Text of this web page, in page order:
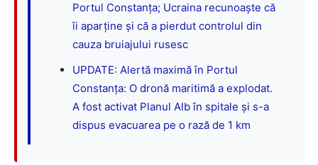
Portul Constanța; Ucraina recunoaște că
îi aparține și că a pierdut controlul din
cauza bruiajului rusesc
UPDATE: Alertă maximă în Portul
Constanța: O dronă maritimă a explodat.
A fost activat Planul Alb în spitale și s-a
dispus evacuarea pe o rază de 1 km